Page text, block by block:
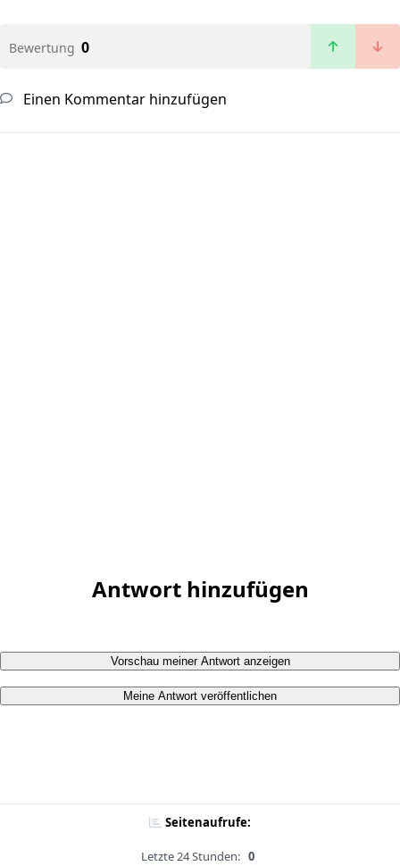
Bewertung 0
Einen Kommentar hinzufügen
Antwort hinzufügen
Vorschau meiner Antwort anzeigen
Meine Antwort veröffentlichen
Seitenaufrufe:
Letzte 24 Stunden: 0